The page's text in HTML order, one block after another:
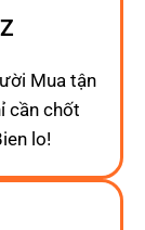
Mua tận
cần chốt
lo!